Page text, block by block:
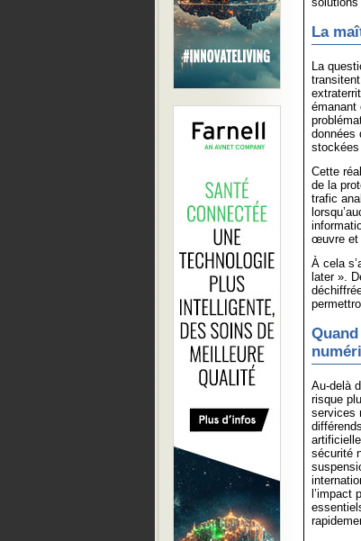
La
La
émanant
données
stockées
Cette
de la
trafic
œuvre et
À cela
later ».
Au-delà
risque
services
sécurité
l’impact